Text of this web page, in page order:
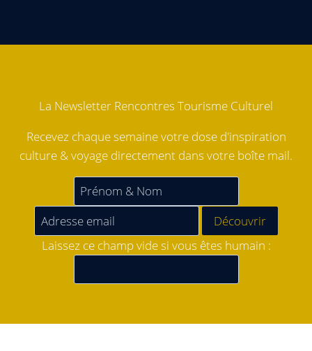
La Newsletter Rencontres Tourisme Culturel
Recevez chaque semaine votre dose d'inspiration
culture & voyage directement dans votre boîte mail.
Laissez ce champ vide si vous êtes humain :